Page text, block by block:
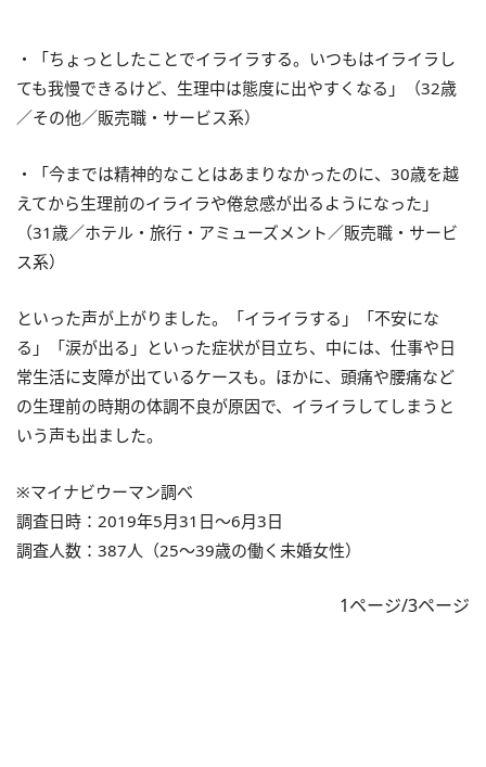
・「ちょっとしたことでイライラする。いつもはイライラし
ても我慢できるけど、生理中は態度に出やすくなる」（32歳
／その他／販売職・サービス系）
・「今までは精神的なことはあまりなかったのに、30歳を越
えてから生理前のイライラや倦怠感が出るようになった」
（31歳／ホテル・旅行・アミューズメント／販売職・サービ
ス系）
といった声が上がりました。「イライラする」「不安にな
る」「涙が出る」といった症状が目立ち、中には、仕事や日
常生活に支障が出ているケースも。ほかに、頭痛や腰痛など
の生理前の時期の体調不良が原因で、イライラしてしまうと
いう声も出ました。
※マイナビウーマン調べ
調査日時：2019年5月31日～6月3日
調査人数：387人（25～39歳の働く未婚女性）
1ページ/3ページ